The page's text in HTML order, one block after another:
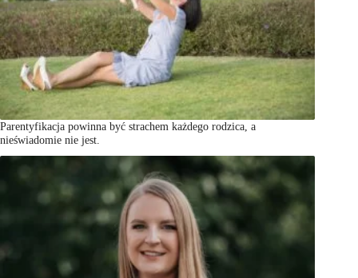
Parentyfikacja powinna być strachem każdego rodzica, a
nieświadomie nie jest.